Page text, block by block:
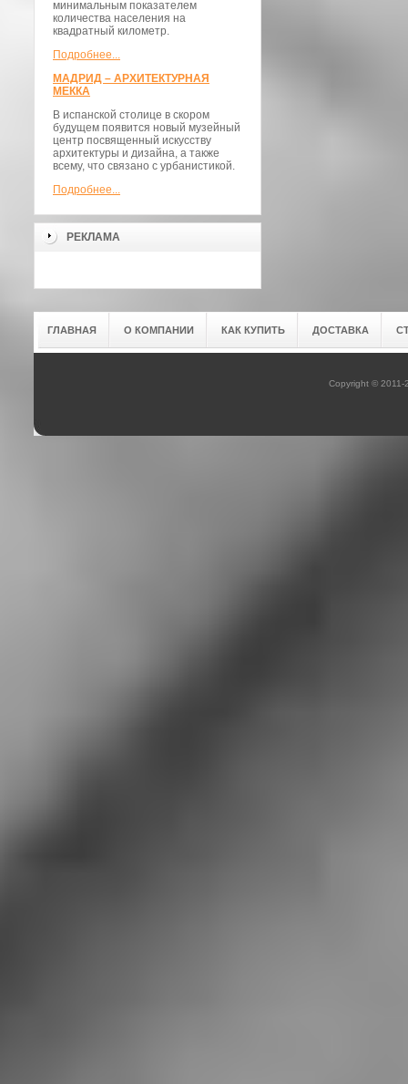
минимальным показателем
количества населения на
квадратный километр.
Подробнее...
МАДРИД – АРХИТЕКТУРНАЯ
МЕККА
В испанской столице в скором
будущем появится новый музейный
центр посвященный искусству
архитектуры и дизайна, а также
всему, что связано с урбанистикой.
Подробнее...
РЕКЛАМА
ГЛАВНАЯ О КОМПАНИИ КАК КУПИТЬ ДОСТАВКА
Copyright © 2011-